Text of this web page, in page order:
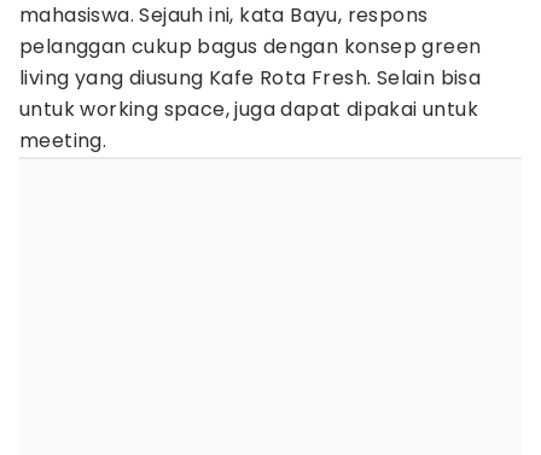
mahasiswa. Sejauh ini, kata Bayu, respons
pelanggan cukup bagus dengan konsep green
living yang diusung Kafe Rota Fresh. Selain bisa
untuk working space, juga dapat dipakai untuk
meeting.